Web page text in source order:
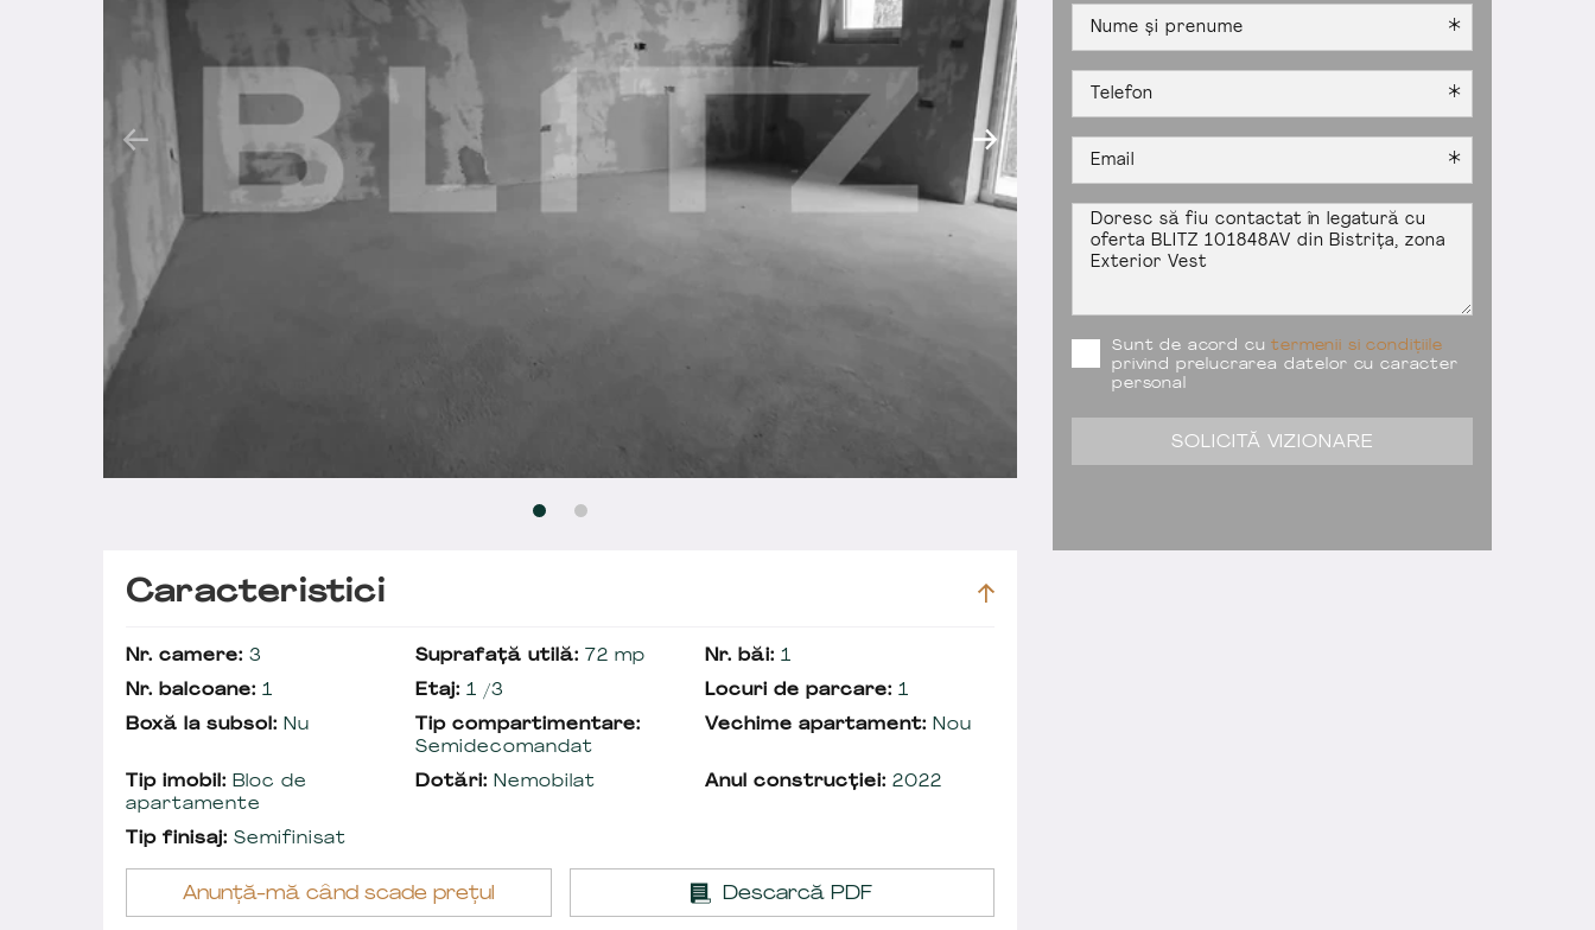
Sunt de acord cutermenii si condițiile
privind prelucrarea datelor cu caracter
personal
SOLICITĂ VIZIONARE
Caracteristici
Nr. camere: 3 Suprafață utilă: 72 mp Nr. băi: 1
Nr. balcoane: 1 Etaj: 1 /3 Locuri de parcare: 1
Boxă la subsol: Nu
Tip compartimentare:
Semidecomandat
Vechime apartament: Nou
Tip imobil: Bloc de
apartamente
Dotări: Nemobilat Anul construcției: 2022
Tip finisaj: Semifinisat
Anunță-mă când scade prețul Descarcă PDF